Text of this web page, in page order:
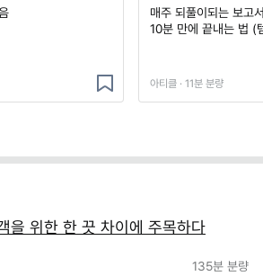
매주 되풀이되는 보고
10분 만에 끝내는 법 (
아티클 · 11분 분량
을 위한 한 끗 차이에 주목하다
135분 분량